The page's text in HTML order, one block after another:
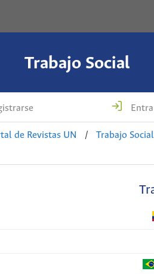
Trabajo Social
de Revistas UN /
Trabajo Social